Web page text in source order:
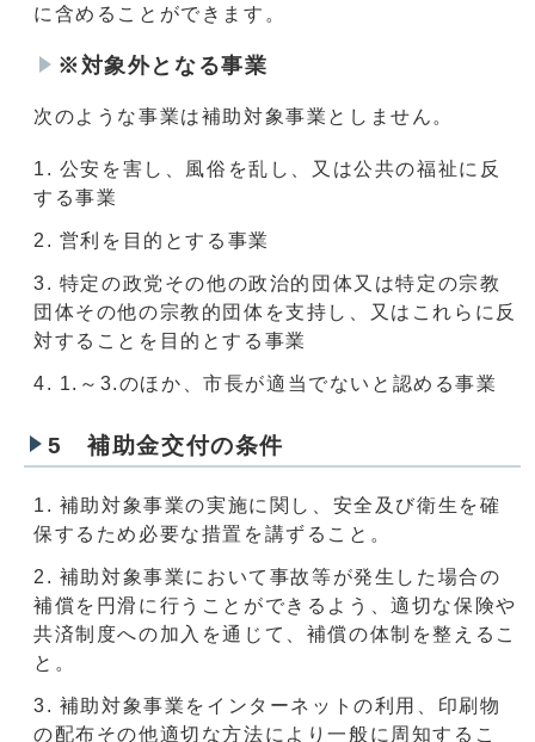
に含めることができます。
※対象外となる事業
次のような事業は補助対象事業としません。
公安を害し、風俗を乱し、又は公共の福祉に反
する事業
営利を目的とする事業
特定の政党その他の政治的団体又は特定の宗教
団体その他の宗教的団体を支持し、又はこれらに反
対することを目的とする事業
1.～3.のほか、市長が適当でないと認める事業
5 補助金交付の条件
補助対象事業の実施に関し、安全及び衛生を確
保するため必要な措置を講ずること。
補助対象事業において事故等が発生した場合の
補償を円滑に行うことができるよう、適切な保険や
共済制度への加入を通じて、補償の体制を整えるこ
と。
補助対象事業をインターネットの利用、印刷物
の配布その他適切な方法により一般に周知するこ